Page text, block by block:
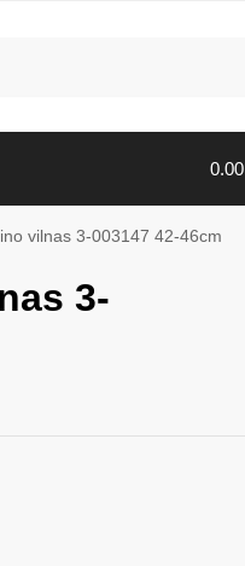
0.00
vilnas 3-003147 42-46cm
3-